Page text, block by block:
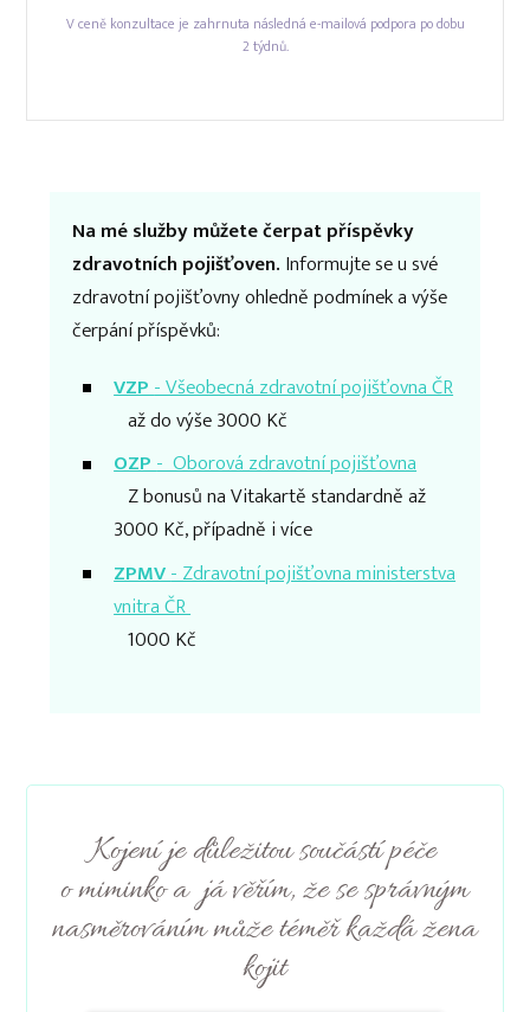
V ceně konzultace je zahrnuta následná e-mailová podpora po dobu
2 týdnů.
Na mé služby můžete čerpat příspěvky
zdravotních pojišťoven. Informujte se u své
zdravotní pojišťovny ohledně podmínek a výše
čerpání příspěvků:
VZP- Všeobecná zdravotní pojišťovna ČR
až do výše 3000 Kč
OZP- Oborová zdravotní pojišťovna
Z bonusů na Vitakartě standardně až
3000 Kč, případně i více
ZPMV- Zdravotní pojišťovna ministerstva
vnitra ČR
1000 Kč
Kojení je důležitou součástí péče
o miminko a já věřím, že se správným
nasměrováním může téměř každá žena
kojit